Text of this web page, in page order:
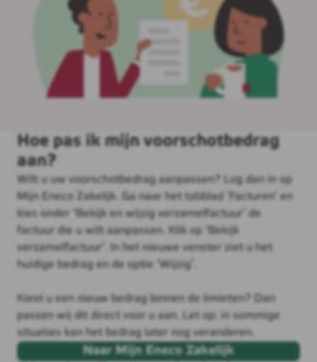
Hoe pas ik mijn voorschotbedrag
aan?
Wilt u uw voorschotbedrag aanpassen? Log dan in op
Mijn Eneco Zakelijk. Ga naar het tabblad ‘Facturen’ en
kies onder ‘Bekijk en wijzig verzamelfactuur’ de
factuur die u wilt aanpassen. Klik op ‘Bekijk
verzamelfactuur’. In het nieuwe venster ziet u het
huidige bedrag en de optie ‘Wijzig’.
Kiest u een nieuw bedrag binnen de limieten? Dan
passen wij dit direct voor u aan. Let op: in sommige
situaties kan het bedrag later nog veranderen.
Naar Mijn Eneco Zakelijk